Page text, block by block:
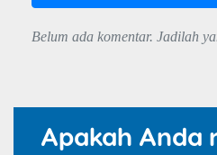
Belum ada komentar. Jadilah
Apakah Anda